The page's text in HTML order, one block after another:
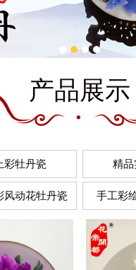
产品展示
彩牡丹瓷 精品
风动花牡丹瓷 手工彩